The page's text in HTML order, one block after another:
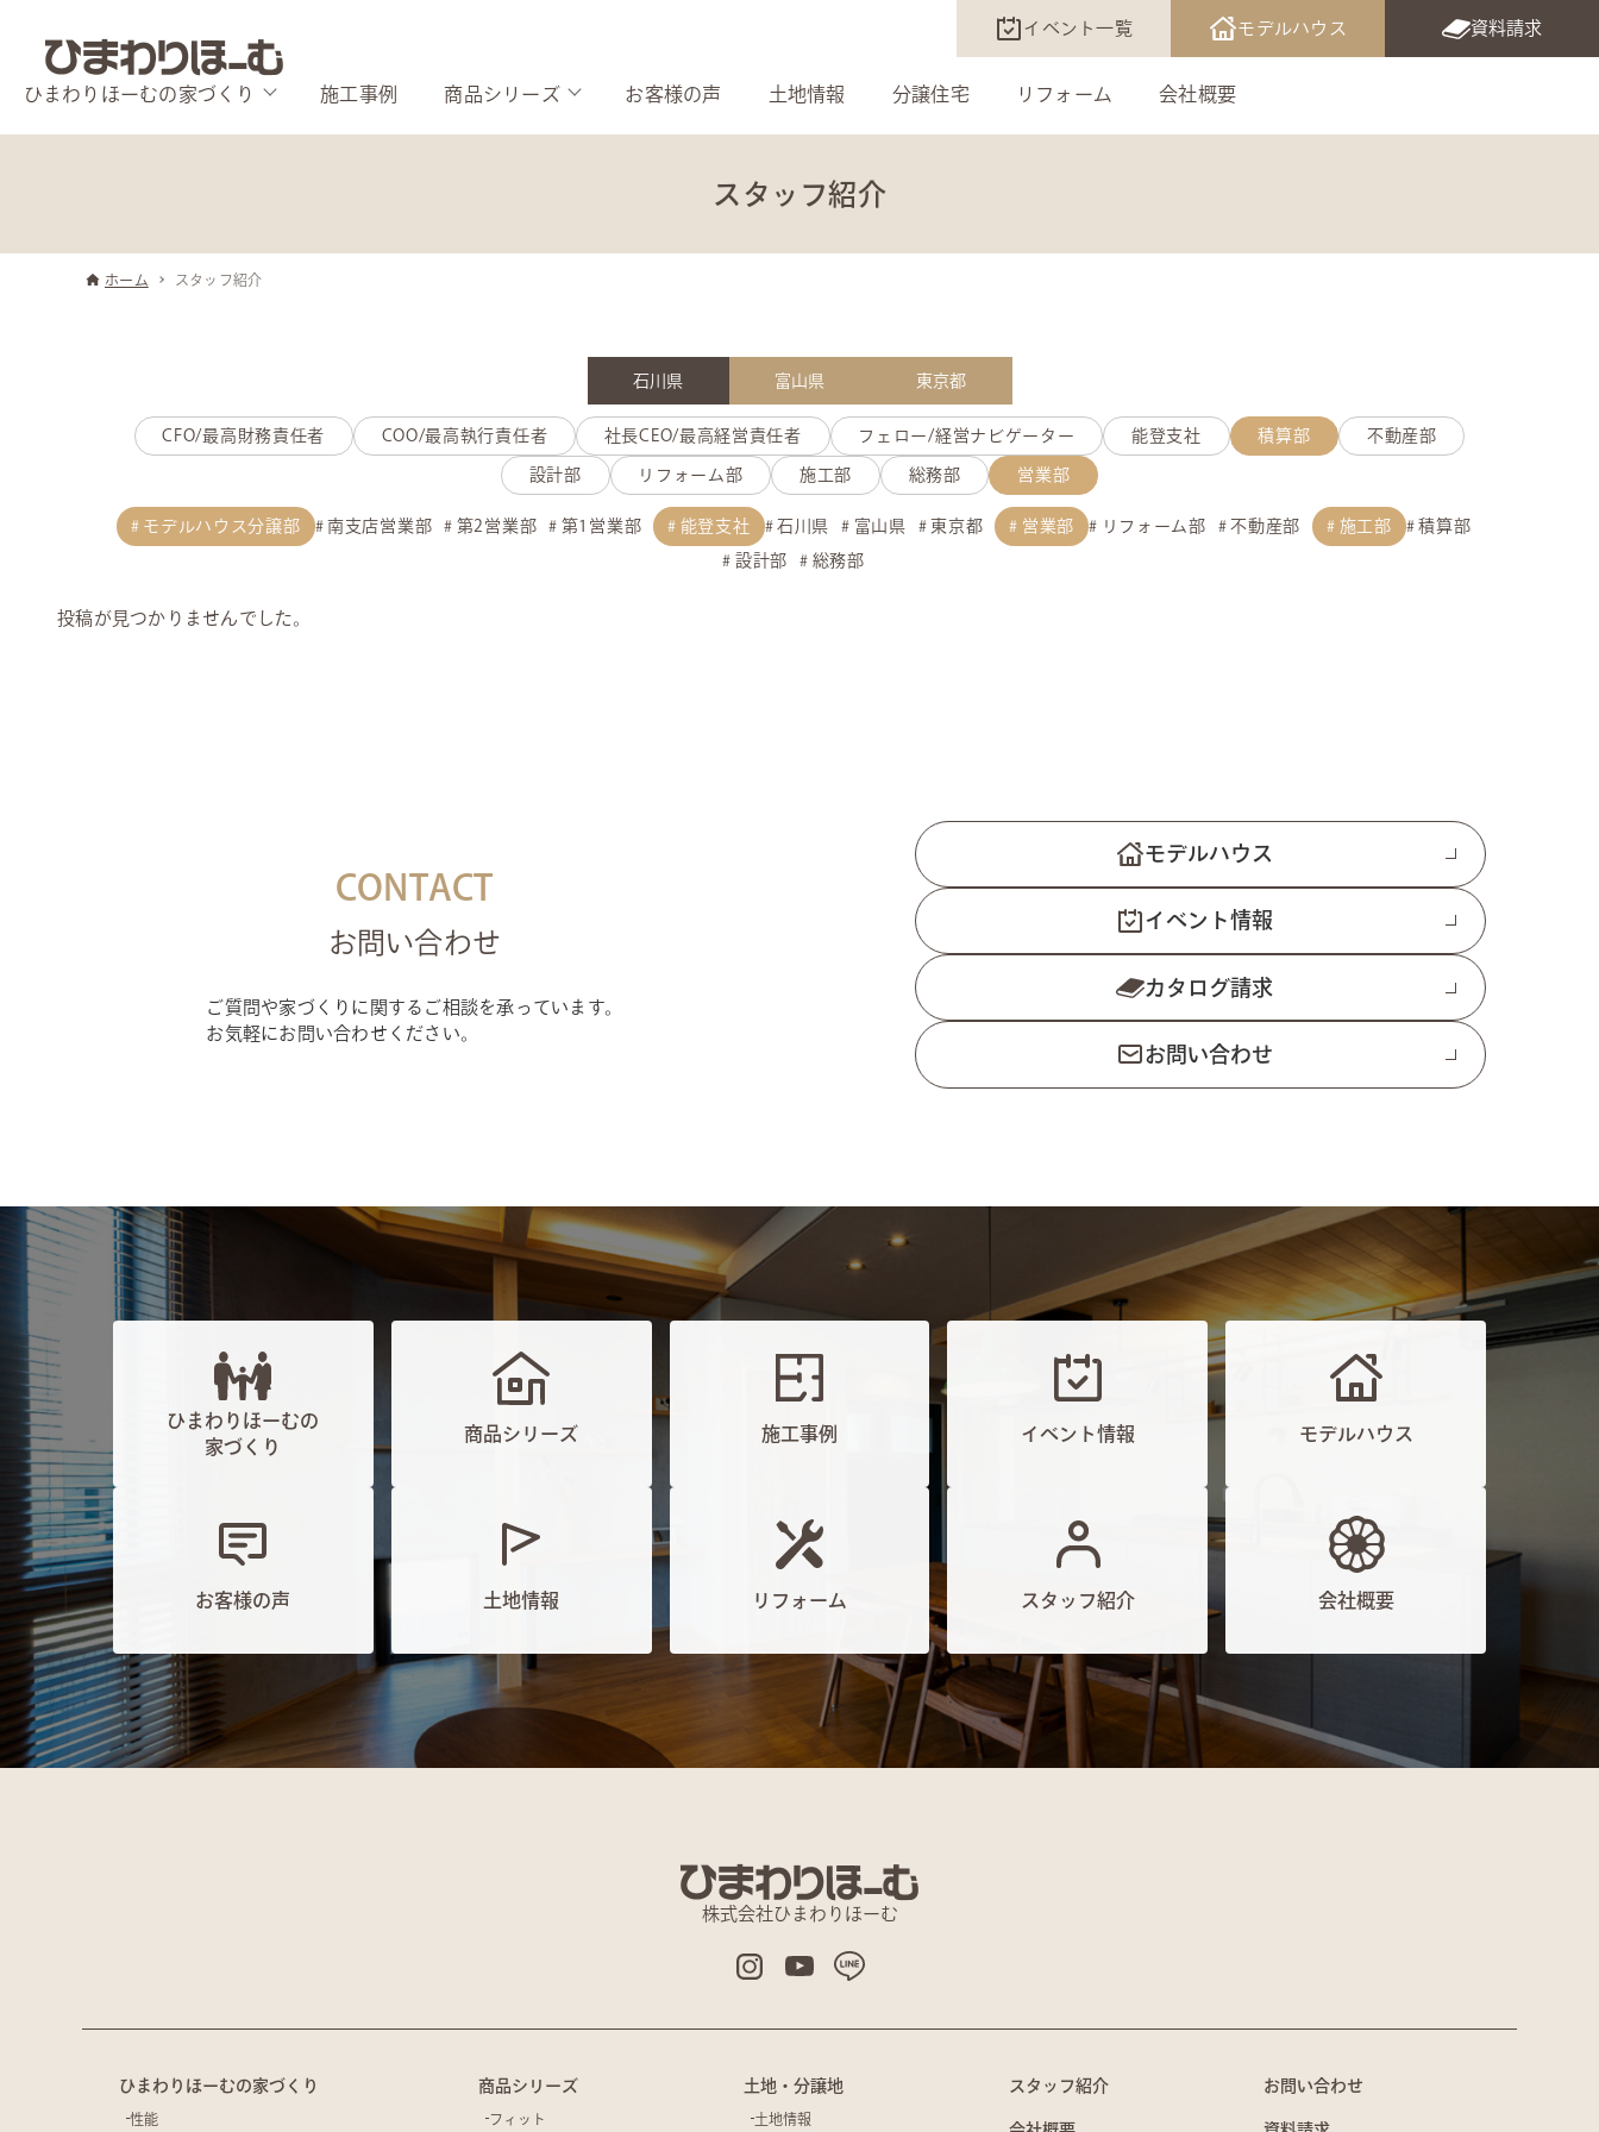
イベント一覧 モデルハウス 資料請求
ひまわりほーむの家づくり 施工事例 商品シリーズ お客様の声 土地情報 分譲住宅 リフォーム 会社概要
スタッフ紹介
ホーム スタッフ紹介
石川県 富山県 東京都
CFO/最高財務責任者 COO/最高執行責任者 社長CEO/最高経営責任者 フェロー/経営ナビゲーター 能登支社 積算部 不動産部
設計部 リフォーム部 施工部 総務部 営業部
モデルハウス分譲部 南支店営業部 第2営業部 第1営業部 能登支社 石川県 富山県 東京都 営業部 リフォーム部 不動産部 施工部 積算部
設計部 総務部
投稿が見つかりませんでした。
CONTACT
お問い合わせ
ご質問や家づくりに関するご相談を承っています。
お気軽にお問い合わせください。
モデルハウス
イベント情報
カタログ請求
お問い合わせ
ひまわりほーむの
家づくり
商品シリーズ 施工事例 イベント情報 モデルハウス
お客様の声 土地情報 リフォーム スタッフ紹介 会社概要
株式会社ひまわりほーむ
ひまわりほーむの家づくり
性能
商品シリーズ
フィット
土地・分譲地
土地情報
スタッフ紹介 お問い合わせ